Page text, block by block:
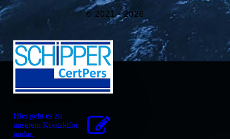
© 2021 - 2026
Hier geht es zu
unserem Kon­takt­for­
mu­lar.